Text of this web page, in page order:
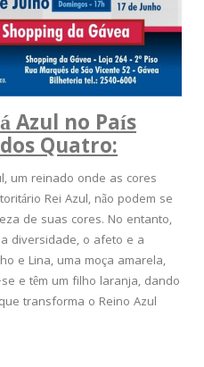
Azul no País
Quatro:
um reinado onde as cores
Rei Azul, não podem se
de suas cores. No entanto,
diversidade, o afeto e a
e Lina, uma moça amarela,
e têm um filho laranja, dando
transforma o Reino Azul